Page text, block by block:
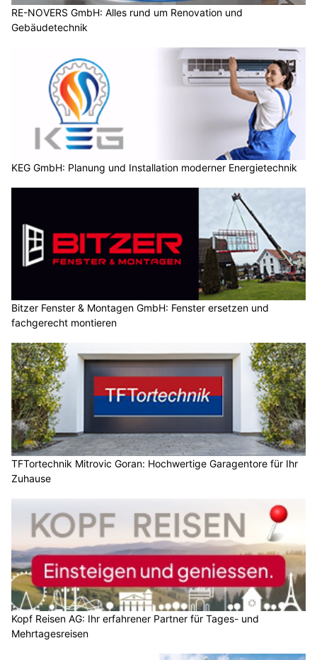
RE-NOVERS GmbH: Alles rund um Renovation und
Gebäudetechnik
KEG GmbH: Planung und Installation moderner Energietechnik
Bitzer Fenster & Montagen GmbH: Fenster ersetzen und
fachgerecht montieren
TFTortechnik Mitrovic Goran: Hochwertige Garagentore für Ihr
Zuhause
Kopf Reisen AG: Ihr erfahrener Partner für Tages- und
Mehrtagesreisen